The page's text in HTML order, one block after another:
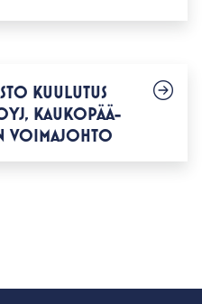
KUULUTUS
KAUKOPÄÄ-
VOIMAJOHTO